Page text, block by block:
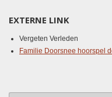
EXTERNE LINK
Vergeten Verleden
Familie Doorsnee hoorspel